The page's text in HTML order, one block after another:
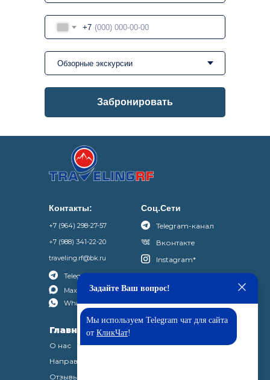
+7
Забронировать
*Нажимая отправить вы соглашаетесь с нашей
Туры по Кавказу
Контакты:
+7 (964) 298-27-57
+7 (988) 341-22-20
traveling.rf@bk.ru
WhatsАpp
Telegram
Max
Главная
О нас
Направления
Отзывы
Travelling RF
Соц.Сети
Вконтакте
Instagram*
Telegram-канал
Задайте Ваш вопрос!
Мы используем Telegram чат для сайта
от КликЧат!